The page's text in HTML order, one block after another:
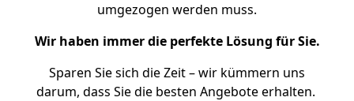
umgezogen werden muss.
Wir haben immer die perfekte Lösung für Sie.
Sparen Sie sich die Zeit – wir kümmern uns
darum, dass Sie die besten Angebote erhalten.